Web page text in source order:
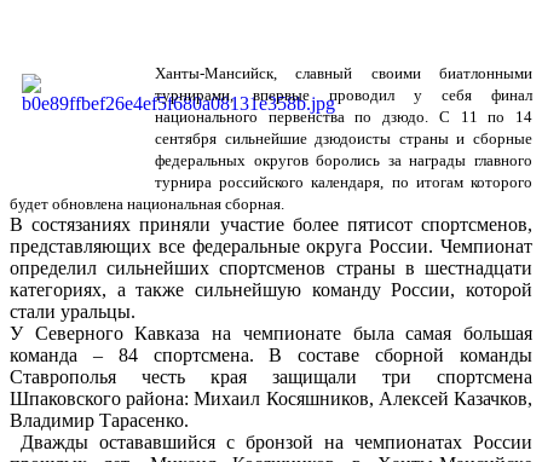
Ханты-Мансийск, славный своими биатлонными
турнирами, впервые проводил у себя финал
национального первенства по дзюдо. С 11 по 14
сентября сильнейшие дзюдоисты страны и сборные
федеральных округов боролись за награды главного
турнира российского календаря, по итогам которого
будет обновлена национальная сборная.
В состязаниях приняли участие более пятисот спортсменов,
представляющих все федеральные округа России. Чемпионат
определил сильнейших спортсменов страны в шестнадцати
категориях, а также сильнейшую команду России, которой
стали уральцы.
У Северного Кавказа на чемпионате была самая большая
команда – 84 спортсмена. В составе сборной команды
Ставрополья честь края защищали три спортсмена
Шпаковского района: Михаил Косяшников, Алексей Казачков,
Владимир Тарасенко.
Дважды остававшийся с бронзой на чемпионатах России